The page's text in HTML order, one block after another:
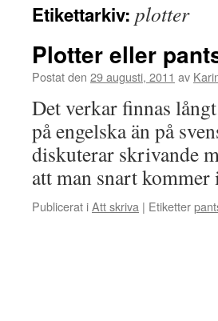
Etikettarkiv: plotter
Plotter eller
Postat den 29 augusti, 2011 av
Det verkar finnas
på engelska än på
diskuterar skrivande
att man snart
Publicerat iAtt skriva | Etiketter